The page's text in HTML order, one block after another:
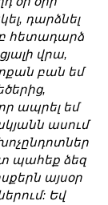
դարձնել
հետադարձ
վրա,
բան եմ
ապրել եմ
ասում
պահեք ձեզ
այսօր
Եվ